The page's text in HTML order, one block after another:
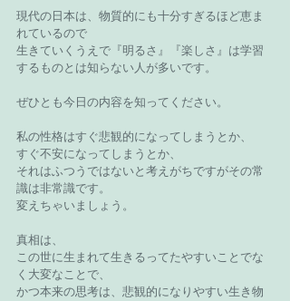
現代の日本は、物質的にも十分すぎるほど恵ま
れているので
生きていくうえで『明るさ』『楽しさ』は学習
するものとは知らない人が多いです。
ぜひとも今日の内容を知ってください。
私の性格はすぐ悲観的になってしまうとか、
すぐ不安になってしまうとか、
それはふつうではないと考えがちですがその常
識は非常識です。
変えちゃいましょう。
真相は、
この世に生まれて生きるってたやすいことでな
く大変なことで、
かつ本来の思考は、悲観的になりやすい生き物